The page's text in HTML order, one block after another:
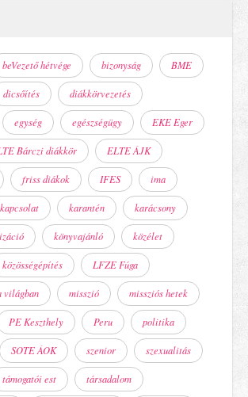
beVezető hétvége bizonyság BME
dicsőítés diákkörvezetés
egység egészségügy EKE Eger
Bárczi diákkör ELTE ÁJK
friss diákok IFES ima
kapcsolat karantén karácsony
könyvajánló közélet
közösségépítés LFZE Fúga
világban misszió missziós hetek
PE Keszthely Peru politika
SOTE ÁOK szenior szexualitás
támogatói est társadalom